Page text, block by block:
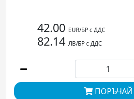
42.00 EUR/БР с ДДС
82.14 ЛВ/БР с ДДС
ПОРЪЧАЙ